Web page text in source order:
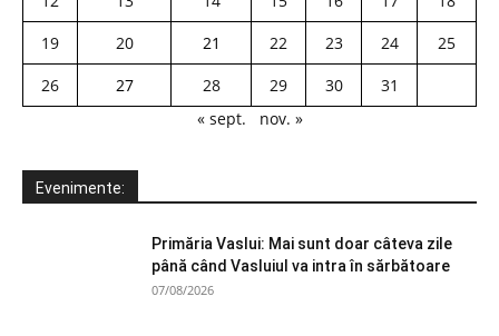
19
20 21 22 23 24
25
26
27 28 29 30
31
« sept.
nov. »
Evenimente:
Primăria Vaslui: Mai sunt doar câteva zile
până când Vasluiul va intra în sărbătoare
07/08/2026